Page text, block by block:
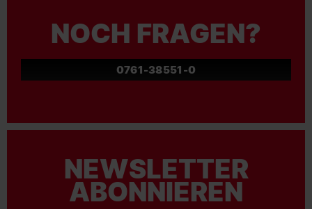
NOCH FRAGEN?
0761-38551-0
NEWSLETTER
ABONNIEREN